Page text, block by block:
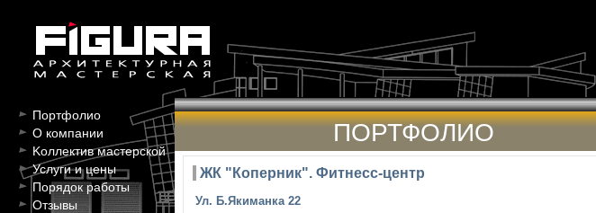
Портфолио
О компании
Kоллектив мастерской
Услуги и цены
Порядок работы
Отзывы
ПОРТФОЛИО
ЖК "Коперник". Фитнесс-центр
Ул. Б.Якиманка 22